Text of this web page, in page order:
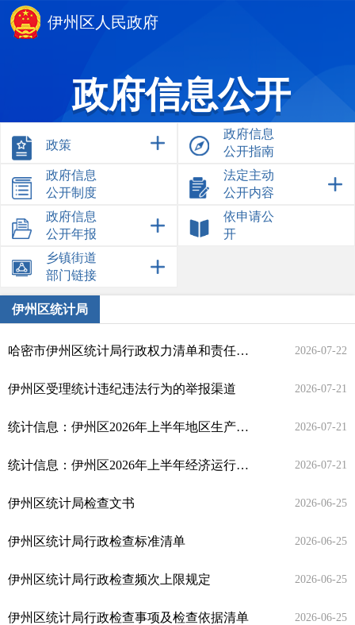
伊州区人民政府
政府信息公开
政策
政府信息
公开指南
政府信息
公开制度
法定主动
公开内容
政府信息
公开年报
依申请公
开
乡镇街道
部门链接
伊州区统计局
哈密市伊州区统计局行政权力清单和责任清单 2026-07-22
伊州区受理统计违纪违法行为的举报渠道 2026-07-21
统计信息：伊州区2026年上半年地区生产总值同比增长5.0% 2026-07-21
统计信息：伊州区2026年上半年经济运行简析 2026-07-21
伊州区统计局检查文书 2026-06-25
伊州区统计局行政检查标准清单 2026-06-25
伊州区统计局行政检查频次上限规定 2026-06-25
伊州区统计局行政检查事项及检查依据清单 2026-06-25